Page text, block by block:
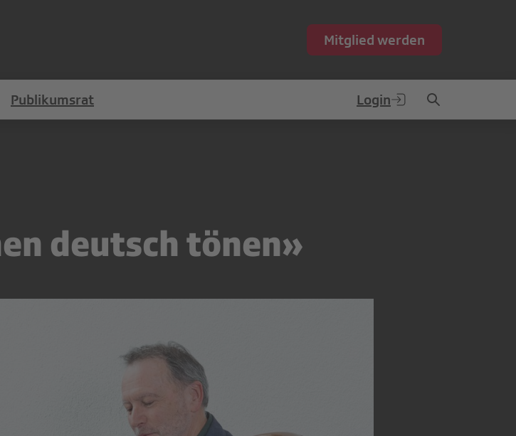
Mitglied werden
Publikumsrat Login
deutsch tönen»